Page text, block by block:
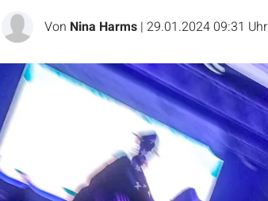
Von Nina Harms | 29.01.2024 09:31 Uhr